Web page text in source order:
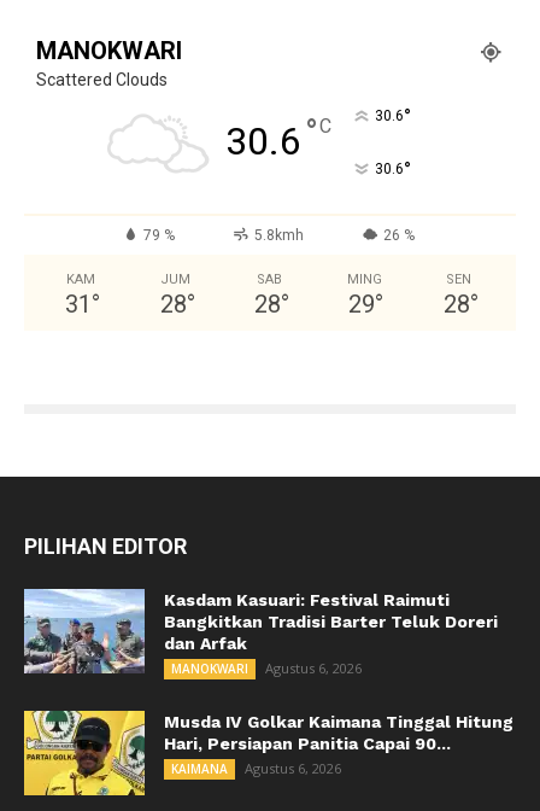
MANOKWARI
Scattered Clouds
30.6 °C 30.6°
30.6°
79 % 5.8kmh 26 %
KAM
31 °
JUM
28°
SAB
28°
MING
29°
SEN
28°
PILIHAN EDITOR
Kasdam Kasuari: Festival Raimuti
Bangkitkan Tradisi Barter Teluk Doreri
dan Arfak
MANOKWARI Agustus 6, 2026
Musda IV Golkar Kaimana Tinggal Hitung
Hari, Persiapan Panitia Capai 90...
KAIMANA Agustus 6, 2026